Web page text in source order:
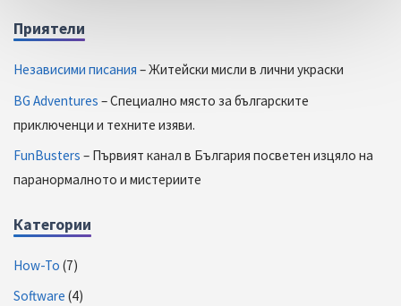
Приятели
Независими писания – Житейски мисли в лични украски
BG Adventures – Специално място за българските
приключенци и техните изяви.
FunBusters – Първият канал в България посветен изцяло на
паранормалното и мистериите
Категории
How-To (7)
Software (4)